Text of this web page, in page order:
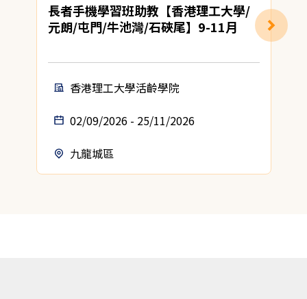
長者手機學習班助教【香港理工大學/
元朗/屯門/牛池灣/石硤尾】9-11月
香港理工大學活齡學院
02/09/2026 - 25/11/2026
九龍城區